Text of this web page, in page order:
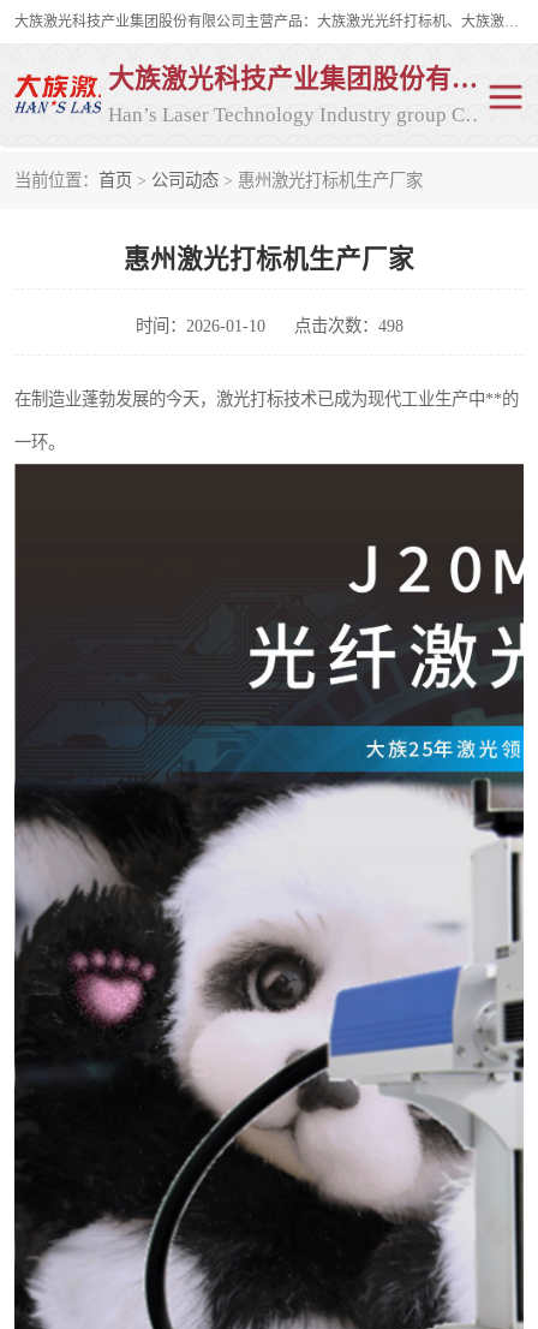
大族激光科技产业集团股份有限公司主营产品：大族激光光纤打标机、大族激光紫外打标机等，大族激光研发实力雄厚，公司拥有数百人的研发队伍，目前具有多项国际发明和国内、计算机软件着作权，多项核心技术处于国际成员之一水平，是世界上仅有的几家拥有"紫外激光"的公司之一。
大族激光科技产业集团股份有限公司
Han’s Laser Technology Industry group Co., Ltd
当前位置： 首页 > 公司动态 > 惠州激光打标机生产厂家
惠州激光打标机生产厂家
时间：2026-01-10 点击次数：498
在制造业蓬勃发展的今天，激光打标技术已成为现代工业生产中**的
一环。
光纤激光打标机 CO2打标机
CO2激光打标机 大族激光光纤打标机
大族激光紫外打标机 二氧化碳激光打标机
二氧化碳打标机